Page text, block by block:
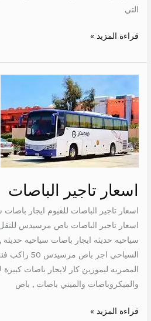
التي
قراءة المزيد »
اسعار تاجير الباصات
اسعار تاجير الباصات باص مرسيدس
سياحيه حديثه ايجار باصات سياحيه
المصريه ليموزين كار لايجار باصات كبيرة
والميكروباصات والميني باصات , باص
تاجير
الباصات
قراءة المزيد »